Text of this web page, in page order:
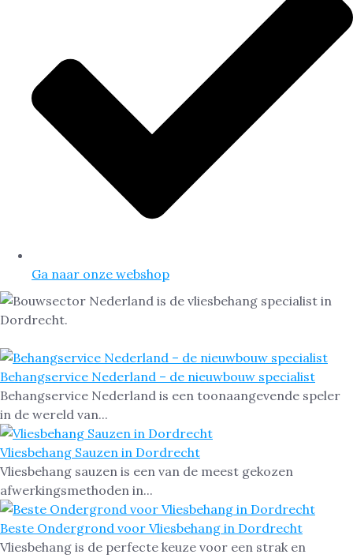
Ga naar onze webshop
Behangservice Nederland – de nieuwbouw specialist
Behangservice Nederland is een toonaangevende speler
in de wereld van...
Vliesbehang Sauzen in Dordrecht
Vliesbehang sauzen is een van de meest gekozen
afwerkingsmethoden in...
Beste Ondergrond voor Vliesbehang in Dordrecht
Vliesbehang is de perfecte keuze voor een strak en